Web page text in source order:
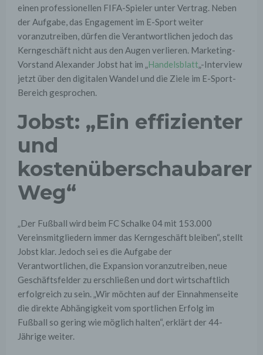
einen professionellen FIFA-Spieler unter Vertrag. Neben
der Aufgabe, das Engagement im E-Sport weiter
voranzutreiben, dürfen die Verantwortlichen jedoch das
Kerngeschäft nicht aus den Augen verlieren. Marketing-
Vorstand Alexander Jobst hat im „Handelsblatt„-Interview
jetzt über den digitalen Wandel und die Ziele im E-Sport-
Bereich gesprochen.
Jobst: „Ein effizienter
und
kostenüberschaubarer
Weg“
„Der Fußball wird beim FC Schalke 04 mit 153.000
Vereinsmitgliedern immer das Kerngeschäft bleiben“, stellt
Jobst klar. Jedoch sei es die Aufgabe der
Verantwortlichen, die Expansion voranzutreiben, neue
Geschäftsfelder zu erschließen und dort wirtschaftlich
erfolgreich zu sein. „Wir möchten auf der Einnahmenseite
die direkte Abhängigkeit vom sportlichen Erfolg im
Fußball so gering wie möglich halten“, erklärt der 44-
Jährige weiter.